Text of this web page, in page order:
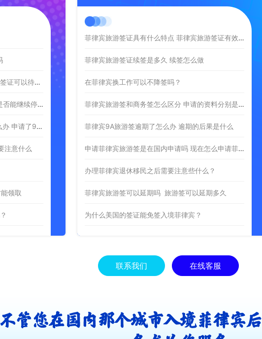
菲律宾9A签证的类型有哪些 菲律宾9A签证可以待多久
菲律宾旅游签证过期两年必须离境吗 是否能继续停留
菲律宾9a旅游签续期上限还想停留怎么办 申请了9G工签后要怎样离境
注意什么
领取
菲律宾旅游签证具有什么特点 菲律宾旅游签证有效期是多久
菲律宾旅游签证续签是多久 续签怎么做
在菲律宾换工作可以不降签吗？
菲律宾旅游签和商务签怎么区分 申请的资料分别是什么
菲律宾9A旅游签逾期了怎么办 逾期的后果是什么
申请菲律宾旅游签是在国内申请吗 现在怎么申请菲律宾旅游签证
办理菲律宾退休移民之后需要注意些什么？
菲律宾旅游签可以延期吗 旅游签可以延期多久
为什么美国的签证能免签入境菲律宾？
联系我们 在线客服